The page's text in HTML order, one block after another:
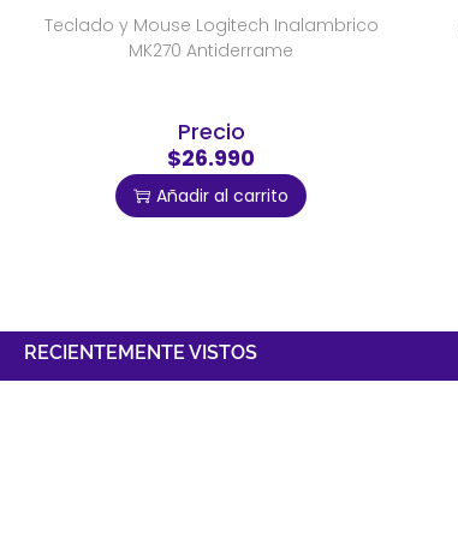
Teclado y Mouse Logitech Inalambrico
MK270 Antiderrame
Precio
$26.990
Añadir al carrito
RECIENTEMENTE VISTOS